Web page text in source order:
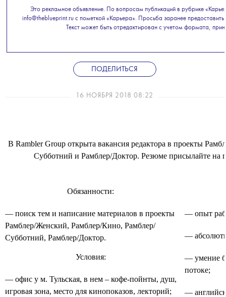
Это рекламное объявление. По вопросам публикаций в рубрике
info@theblueprint.ru с пометкой «Карьера». Просьба заранее предоставить
Текст может быть отредактирован с учетом формата,
ПОДЕЛИТЬСЯ
16 НОЯБРЯ 2018 08:22
В Rambler Group открыта вакансия редактора в проекты
Субботний и Рамблер/Доктор. Резюме присылайте на
Обязанности:
— поиск тем и написание материалов в проекты
Рамблер/Женский, Рамблер/Кино, Рамблер/
Субботний, Рамблер/Доктор.
— опыт
—
— умение
потоке;
—
Условия:
— офис у м. Тульская, в нем – кофе-пойнты, душ,
игровая зона, место для кинопоказов, лекторий;